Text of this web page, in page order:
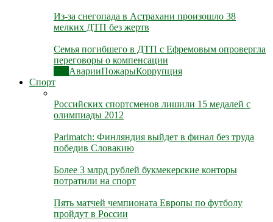
Из-за снегопада в Астрахани произошло 38
мелких ДТП без жертв
Семья погибшего в ДТП с Ефремовым опровергла
переговоры о компенсации
АварииПожарыКоррупция
Спорт
Российских спортсменов лишили 15 медалей с
олимпиады 2012
Parimatch: Финляндия выйдет в финал без труда
победив Словакию
Более 3 млрд рублей букмекерские конторы
потратили на спорт
Пять матчей чемпионата Европы по футболу
пройдут в России